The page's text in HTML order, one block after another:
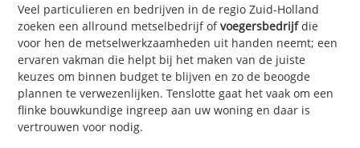
Veel particulieren en bedrijven in de regio Zuid-Holland
zoeken een allround metselbedrijf ofvoegersbedrijfdie
voor hen de metselwerkzaamheden uit handen neemt; een
ervaren vakman die helpt bij het maken van de juiste
keuzes om binnen budget te blijven en zo de beoogde
plannen te verwezenlijken. Tenslotte gaat het vaak om een
flinke bouwkundige ingreep aan uw woning en daar is
vertrouwen voor nodig.